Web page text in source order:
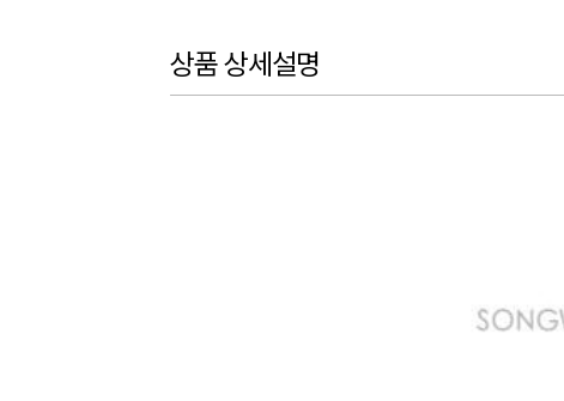
상품 상세설명